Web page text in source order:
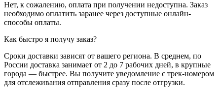
Нет, к сожалению, оплата при получении недоступна. Заказ
необходимо оплатить заранее через доступные онлайн-
способы оплаты.
Как быстро я получу заказ?
Сроки доставки зависят от вашего региона. В среднем, по
России доставка занимает от 2 до 7 рабочих дней, в крупные
города — быстрее. Вы получите уведомление с трек-номером
для отслеживания отправления сразу после отгрузки.